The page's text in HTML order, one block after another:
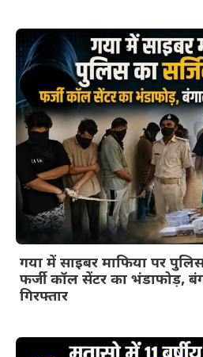
गया में साइबर माफिया पर
फर्जी कॉल सेंटर का भंडाफोड़,
गिरफ्तार